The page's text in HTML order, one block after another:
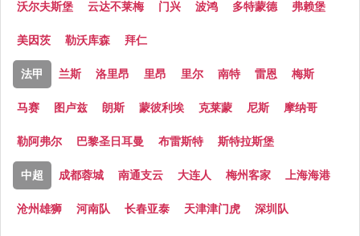
沃尔夫斯堡 云达不莱梅 门兴 波鸿 多特蒙德 弗赖堡
美因茨 勒沃库森 拜仁
法甲 兰斯 洛里昂 里昂 里尔 南特 雷恩 梅斯
马赛 图卢兹 朗斯 蒙彼利埃 克莱蒙 尼斯 摩纳哥
勒阿弗尔 巴黎圣日耳曼 布雷斯特 斯特拉斯堡
中超 成都蓉城 南通支云 大连人 梅州客家 上海海港
沧州雄狮 河南队 长春亚泰 天津津门虎 深圳队